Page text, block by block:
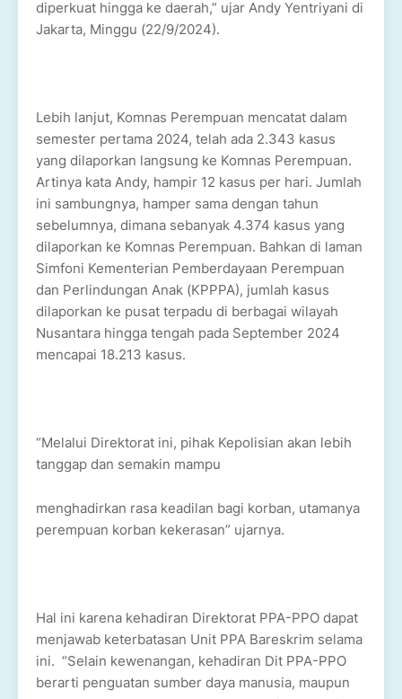
diperkuat hingga ke daerah,” ujar Andy Yentriyani di
Jakarta, Minggu (22/9/2024).
Lebih lanjut, Komnas Perempuan mencatat dalam
semester pertama 2024, telah ada 2.343 kasus
yang dilaporkan langsung ke Komnas Perempuan.
Artinya kata Andy, hampir 12 kasus per hari. Jumlah
ini sambungnya, hamper sama dengan tahun
sebelumnya, dimana sebanyak 4.374 kasus yang
dilaporkan ke Komnas Perempuan. Bahkan di laman
Simfoni Kementerian Pemberdayaan Perempuan
dan Perlindungan Anak (KPPPA), jumlah kasus
dilaporkan ke pusat terpadu di berbagai wilayah
Nusantara hingga tengah pada September 2024
mencapai 18.213 kasus.
“Melalui Direktorat ini, pihak Kepolisian akan lebih
tanggap dan semakin mampu
menghadirkan rasa keadilan bagi korban, utamanya
perempuan korban kekerasan” ujarnya.
Hal ini karena kehadiran Direktorat PPA-PPO dapat
menjawab keterbatasan Unit PPA Bareskrim selama
ini. “Selain kewenangan, kehadiran Dit PPA-PPO
berarti penguatan sumber daya manusia, maupun